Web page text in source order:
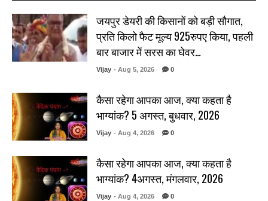
जयपुर डेयरी की किसानों को बड़ी सौगात,
प्रति किलो फैट मूल्य 925रुपए किया, पहली
बार बाजार में सरस का घेवर…
Vijay - Aug 5, 2026 0
कैसा रहेगा आपका आज, क्या कहता है
भाग्यांक? 5 अगस्त, बुधवार, 2026
Vijay - Aug 4, 2026 0
कैसा रहेगा आपका आज, क्या कहता है
भाग्यांक? 4अगस्त, मंगलवार, 2026
Vijay - Aug 4, 2026 0